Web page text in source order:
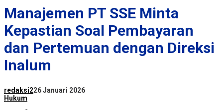
Manajemen PT SSE Minta
Kepastian Soal Pembayaran
dan Pertemuan dengan Direksi
Inalum
redaksi226 Januari 2026
Hukum